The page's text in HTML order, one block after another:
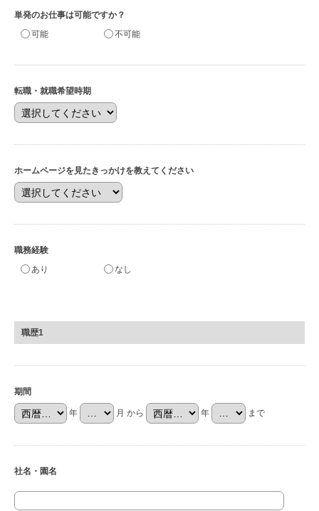
単発のお仕事は可能ですか？
可能
不可能
転職・就職希望時期
ホームページを見たきっかけを教えてください
職務経験
あり
なし
職歴1
期間
年 月 から 年 まで
社名・園名